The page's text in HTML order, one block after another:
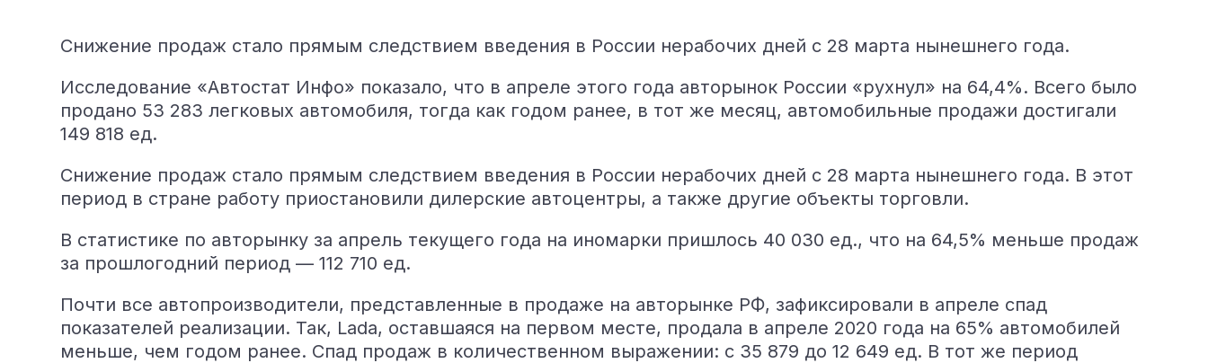
Снижение продаж стало прямым следствием введения в России нерабочих дней с 28 марта нынешнего года.
Исследование «Автостат Инфо» показало, что в апреле этого года авторынок России «рухнул» на 64,4%. Всего было
продано 53 283 легковых автомобиля, тогда как годом ранее, в тот же месяц, автомобильные продажи достигали
149 818 ед.
Снижение продаж стало прямым следствием введения в России нерабочих дней с 28 марта нынешнего года. В этот
период в стране работу приостановили дилерские автоцентры, а также другие объекты торговли.
В статистике по авторынку за апрель текущего года на иномарки пришлось 40 030 ед., что на 64,5% меньше продаж
за прошлогодний период — 112 710 ед.
Почти все автопроизводители, представленные в продаже на авторынке РФ, зафиксировали в апреле спад
показателей реализации. Так, Lada, оставшаяся на первом месте, продала в апреле 2020 года на 65% автомобилей
меньше, чем годом ранее. Спад продаж в количественном выражении: с 35 879 до 12 649 ед. В тот же период